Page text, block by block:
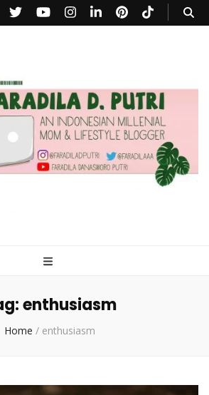
enthusiasm
Home / enthusiasm